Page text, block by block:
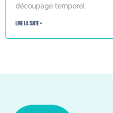
découpage temporel
Lire la suite »